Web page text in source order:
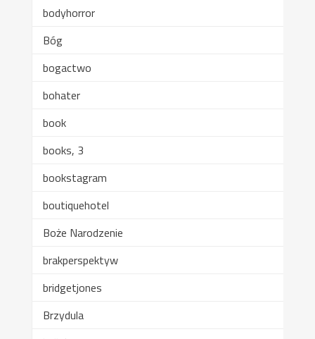
bodyhorror
Bóg
bogactwo
bohater
book
books, 3
bookstagram
boutiquehotel
Boże Narodzenie
brakperspektyw
bridgetjones
Brzydula